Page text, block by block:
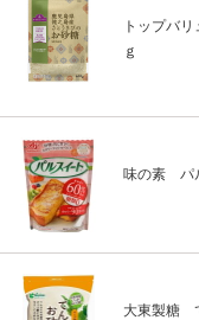
トップバ
ｇ
味の素 パ
大東製糖